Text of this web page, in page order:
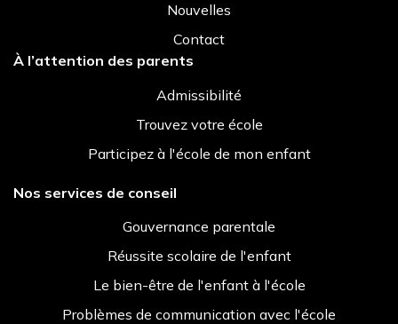
Nouvelles
Contact
À l’attention des parents
Admissibilité
Trouvez votre école
Participez à l'école de mon enfant
Nos services de conseil
Gouvernance parentale
Réussite scolaire de l'enfant
Le bien-être de l'enfant à l'école
Problèmes de communication avec l'école